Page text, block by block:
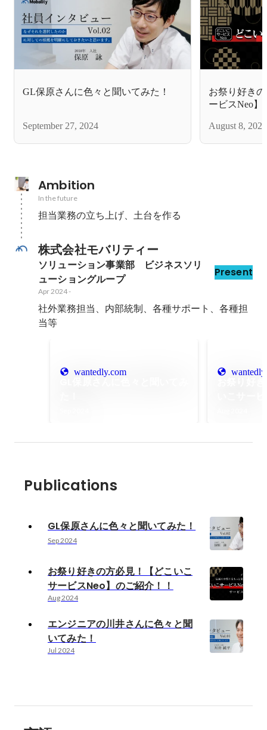
GL保原さんに色々と聞いてみた！
September 27, 2024
お祭り好き
ービスNeo】
August 8, 2024
Ambition
In the future
担当業務の立ち上げ、土台を作る
株式会社モバリティー
ソリューション事業部　ビジネスソリ
ューショングループ
Present
Apr 2024-
社外業務担当、内部統制、各種サポート、各種担
当等
wantedly.com
Publications
GL保原さんに色々と聞いてみた！
Sep 2024
お祭り好きの方必見！【どこいこ
サービスNeo】のご紹介！！
Aug 2024
エンジニアの川井さんに色々と聞
いてみた！
Jul 2024